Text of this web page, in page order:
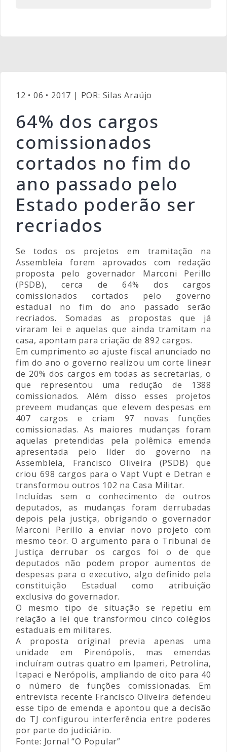
12 • 06 • 2017 | POR: Silas Araújo
64% dos cargos
comissionados
cortados no fim do
ano passado pelo
Estado poderão ser
recriados
Se todos os projetos em tramitação na
Assembleia forem aprovados com redação
proposta pelo governador Marconi Perillo
(PSDB), cerca de 64% dos cargos
comissionados cortados pelo governo
estadual no fim do ano passado serão
recriados. Somadas as propostas que já
viraram lei e aquelas que ainda tramitam na
casa, apontam para criação de 892 cargos.
Em cumprimento ao ajuste fiscal anunciado no
fim do ano o governo realizou um corte linear
de 20% dos cargos em todas as secretarias, o
que representou uma redução de 1388
comissionados. Além disso esses projetos
preveem mudanças que elevem despesas em
407 cargos e criam 97 novas funções
comissionadas. As maiores mudanças foram
aquelas pretendidas pela polêmica emenda
apresentada pelo líder do governo na
Assembleia, Francisco Oliveira (PSDB) que
criou 698 cargos para o Vapt Vupt e Detran e
transformou outros 102 na Casa Militar.
Incluídas sem o conhecimento de outros
deputados, as mudanças foram derrubadas
depois pela justiça, obrigando o governador
Marconi Perillo a enviar novo projeto com
mesmo teor. O argumento para o Tribunal de
Justiça derrubar os cargos foi o de que
deputados não podem propor aumentos de
despesas para o executivo, algo definido pela
constituição Estadual como atribuição
exclusiva do governador.
O mesmo tipo de situação se repetiu em
relação a lei que transformou cinco colégios
estaduais em militares.
A proposta original previa apenas uma
unidade em Pirenópolis, mas emendas
incluíram outras quatro em Ipameri, Petrolina,
Itapaci e Nerópolis, ampliando de oito para 40
o número de funções comissionadas. Em
entrevista recente Francisco Oliveira defendeu
esse tipo de emenda e apontou que a decisão
do TJ configurou interferência entre poderes
por parte do judiciário.
Fonte: Jornal “O Popular”